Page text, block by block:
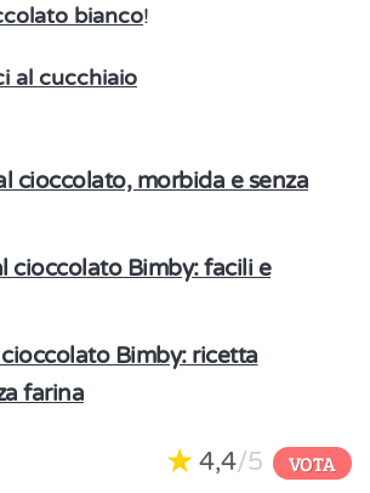
bianco!
al cucchiaio
cioccolato, morbida e senza
cioccolato Bimby: facili e
Bimby: ricetta
farina
4,4/5 VOTA